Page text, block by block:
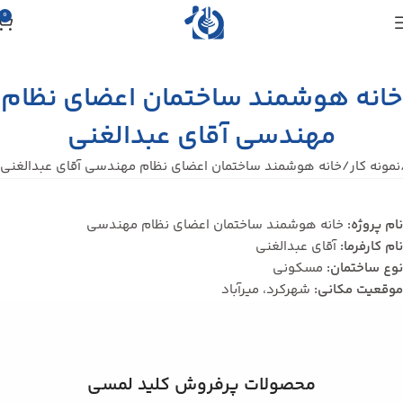
0
خانه هوشمند ساختمان اعضای نظام
مهندسی آقای عبدالغنی
نمونه کار خانه هوشمند ساختمان اعضای نظام مهندسی آقای عبدالغنی
نام پروژه: خانه هوشمند ساختمان اعضای نظام مهندسی
نام کارفرما:آقای عبدالغنی
نوع ساختمان: مسکونی
موقعیت مکانی: شهركرد، میرآباد
محصولات پرفروش کلید لمسی